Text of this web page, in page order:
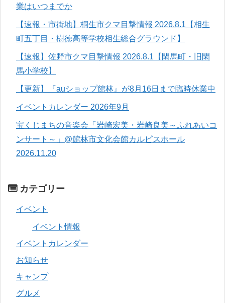
業はいつまでか
【速報・市街地】桐生市クマ目撃情報 2026.8.1【相生
町五丁目・樹徳高等学校相生総合グラウンド】
【速報】佐野市クマ目撃情報 2026.8.1【閑馬町・旧閑
馬小学校】
【更新】『auショップ館林』が8月16日まで臨時休業中
イベントカレンダー 2026年9月
宝くじまちの音楽会「岩崎宏美・岩崎良美～ふれあいコ
ンサート～」@館林市文化会館カルピスホール
2026.11.20
カテゴリー
イベント
イベント情報
イベントカレンダー
お知らせ
キャンプ
グルメ